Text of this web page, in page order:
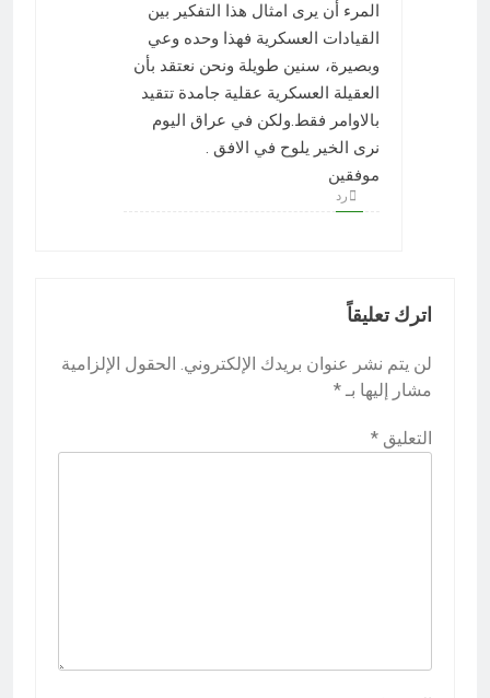
المرء أن يرى امثال هذا التفكير بين
القيادات العسكرية فهذا وحده وعي
وبصيرة، سنين طويلة ونحن نعتقد بأن
العقيلة العسكرية عقلية جامدة تتقيد
بالاوامر فقط.ولكن في عراق اليوم
نرى الخير يلوح في الافق .
موفقين
رد
اترك تعليقاً
لن يتم نشر عنوان بريدك الإلكتروني. الحقول الإلزامية
مشار إليها بـ *
التعليق *